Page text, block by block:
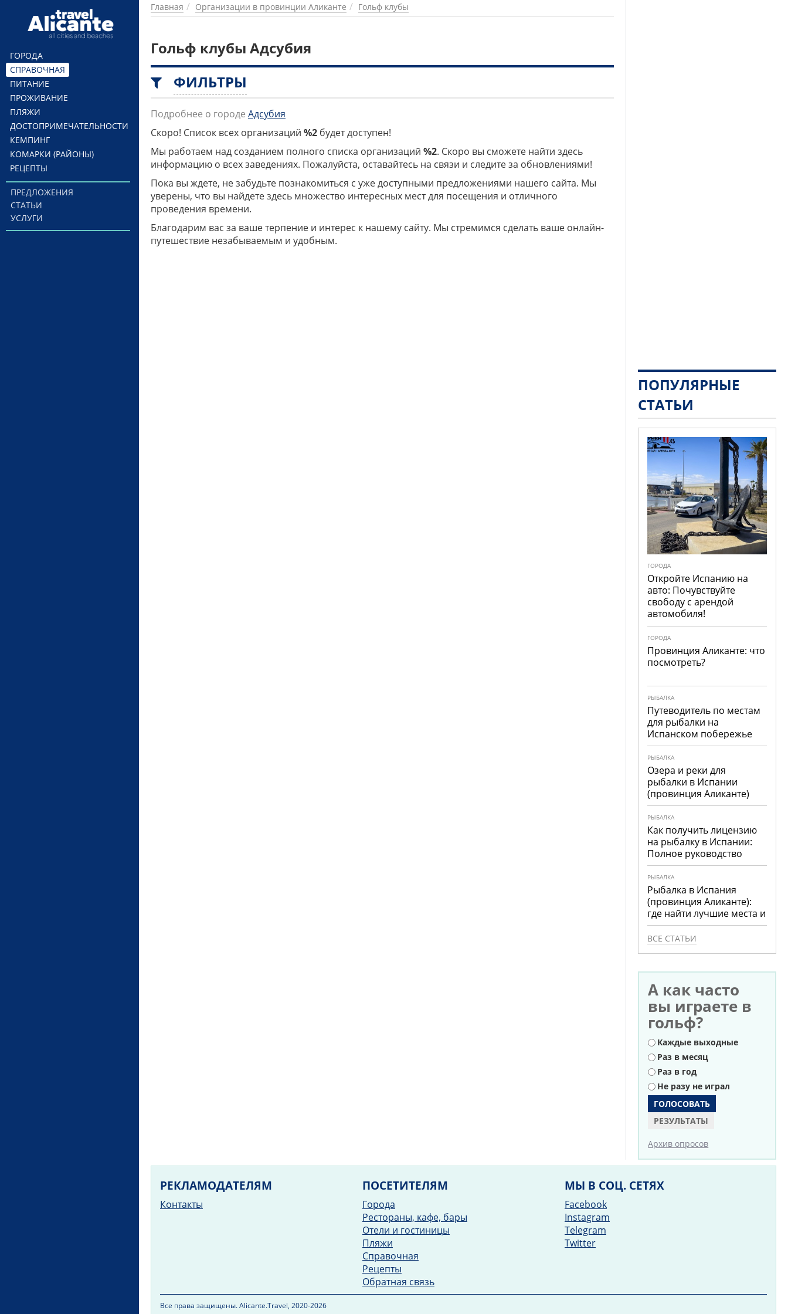
Перейти к основному содержанию
ГОРОДА
СПРАВОЧНАЯ
ПИТАНИЕ
ПРОЖИВАНИЕ
ПЛЯЖИ
ДОСТОПРИМЕЧАТЕЛЬНОСТИ
КЕМПИНГ
КОМАРКИ (РАЙОНЫ)
РЕЦЕПТЫ
ПРЕДЛОЖЕНИЯ
СТАТЬИ
УСЛУГИ
Главная Организации в провинции Аликанте Гольф клубы
Гольф клубы Адсубия
ФИЛЬТРЫ
Подробнее о городе Адсубия
Скоро! Список всех организаций %2 будет доступен!
Мы работаем над созданием полного списка организаций %2. Скоро вы сможете найти здесь
информацию о всех заведениях. Пожалуйста, оставайтесь на связи и следите за обновлениями!
Пока вы ждете, не забудьте познакомиться с уже доступными предложениями нашего сайта. Мы
уверены, что вы найдете здесь множество интересных мест для посещения и отличного
проведения времени.
Благодарим вас за ваше терпение и интерес к нашему сайту. Мы стремимся сделать ваше онлайн-
путешествие незабываемым и удобным.
ПОПУЛЯРНЫЕ
СТАТЬИ
ГОРОДА
Откройте Испанию на
авто: Почувствуйте
свободу с арендой
автомобиля!
ГОРОДА
Провинция Аликанте: что
посмотреть?
РЫБАЛКА
Путеводитель по местам
для рыбалки на
Испанском побережье
РЫБАЛКА
Озера и реки для
рыбалки в Испании
(провинция Аликанте)
РЫБАЛКА
Как получить лицензию
на рыбалку в Испании:
Полное руководство
РЫБАЛКА
Рыбалка в Испания
(провинция Аликанте):
где найти лучшие места и
что ловить
ВСЕ СТАТЬИ
А как часто
вы играете в
гольф?
Варианты
Каждые выходные
Раз в месяц
Раз в год
Не разу не играл
РЕЗУЛЬТАТЫ
Архив опросов
РЕКЛАМОДАТЕЛЯМ
Контакты
ПОСЕТИТЕЛЯМ
Города
Рестораны, кафе, бары
Отели и гостиницы
Пляжи
Справочная
Рецепты
Обратная связь
МЫ В СОЦ. СЕТЯХ
Facebook
Instagram
Telegram
Twitter
Все права защищены. Alicante.Travel, 2020-2026